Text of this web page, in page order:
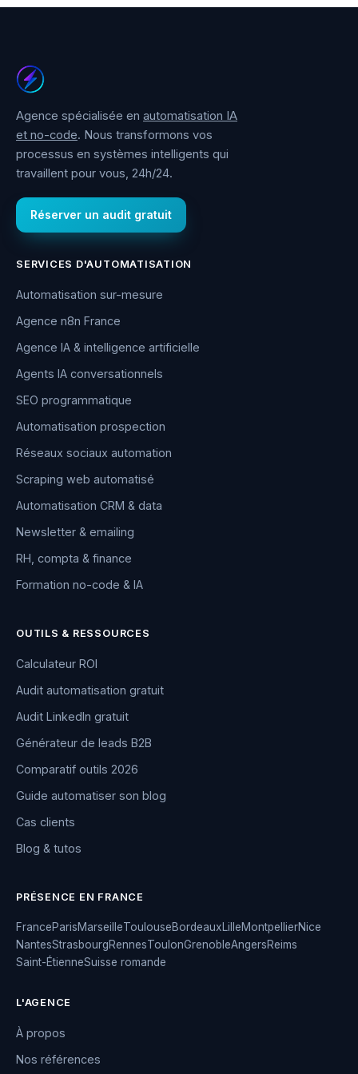
Agence spécialisée en automatisation IA
et no-code. Nous transformons vos
processus en systèmes intelligents qui
travaillent pour vous, 24h/24.
Réserver un audit gratuit
SERVICES D'AUTOMATISATION
Automatisation sur-mesure
Agence n8n France
Agence IA & intelligence artificielle
Agents IA conversationnels
SEO programmatique
Automatisation prospection
Réseaux sociaux automation
Scraping web automatisé
Automatisation CRM & data
Newsletter & emailing
RH, compta & finance
Formation no-code & IA
OUTILS & RESSOURCES
Calculateur ROI
Audit automatisation gratuit
Audit LinkedIn gratuit
Générateur de leads B2B
Comparatif outils 2026
Guide automatiser son blog
Cas clients
Blog & tutos
PRÉSENCE EN FRANCE
FranceParisMarseilleToulouseBordeauxLilleMontpellierNice
NantesStrasbourgRennesToulonGrenobleAngersReims
Saint-ÉtienneSuisse romande
L'AGENCE
À propos
Nos références